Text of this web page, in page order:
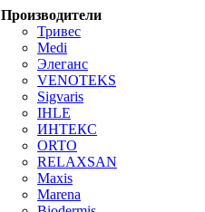
Производители
Тривес
Medi
Элеганс
VENOTEKS
Sigvaris
IHLE
ИНТЕКС
ORTO
RELAXSAN
Maxis
Marena